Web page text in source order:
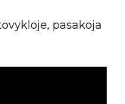
pasakoja